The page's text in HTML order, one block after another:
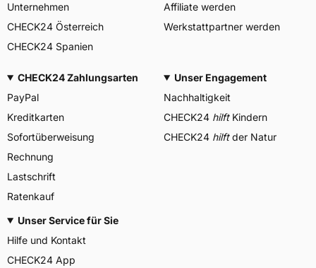
Unternehmen
CHECK24 Österreich
CHECK24 Spanien
Affiliate werden
Werkstattpartner werden
CHECK24 Zahlungsarten
PayPal
Kreditkarten
Sofortüberweisung
Rechnung
Lastschrift
Ratenkauf
Unser Engagement
Nachhaltigkeit
CHECK24 hilftKindern
CHECK24 hilftder Natur
Unser Service für Sie
Hilfe und Kontakt
CHECK24 App